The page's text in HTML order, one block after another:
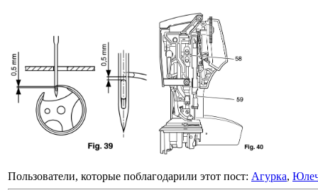
Пользователи, которые поблагодарили этот пост: Агурка,